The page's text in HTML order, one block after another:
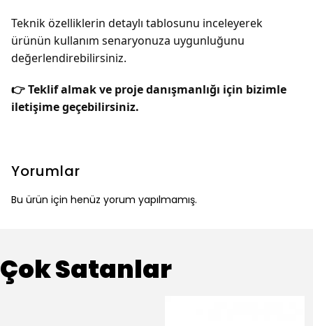
Teknik özelliklerin detaylı tablosunu inceleyerek
ürünün kullanım senaryonuza uygunluğunu
değerlendirebilirsiniz.
👉 Teklif almak ve proje danışmanlığı için bizimle
iletişime geçebilirsiniz.
Yorumlar
Bu ürün için henüz yorum yapılmamış.
Çok Satanlar